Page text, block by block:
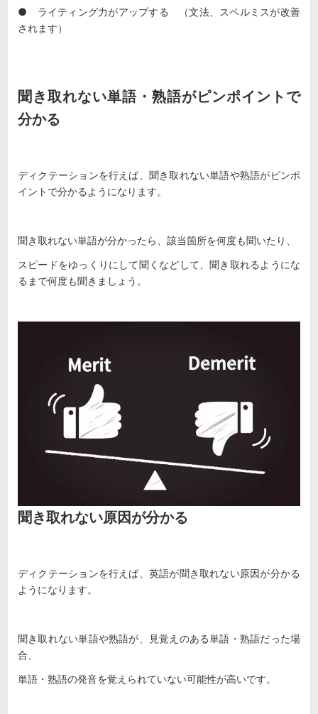
● ライティング力がアップする （文法、スペルミスが改善
されます）
聞き取れない単語・熟語がピンポイントで
分かる
ディクテーションを行えば、聞き取れない単語や熟語がピンポ
イントで分かるようになります。
聞き取れない単語が分かったら、該当箇所を何度も聞いたり、
スピードをゆっくりにして聞くなどして、聞き取れるようにな
るまで何度も聞きましょう。
聞き取れない原因が分かる
ディクテーションを行えば、英語が聞き取れない原因が分かる
ようになります。
聞き取れない単語や熟語が、見覚えのある単語・熟語だった場
合、
単語・熟語の発音を覚えられていない可能性が高いです。